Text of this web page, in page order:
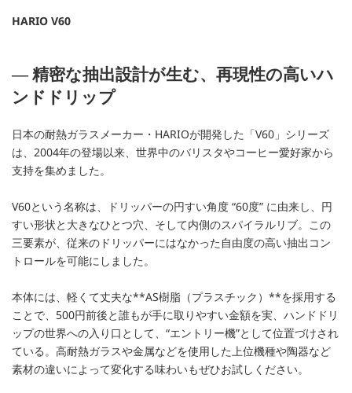
HARIO V60
― 精密な抽出設計が生む、再現性の高いハ
ンドドリップ
日本の耐熱ガラスメーカー・HARIOが開発した「V60」シリーズ
は、2004年の登場以来、世界中のバリスタやコーヒー愛好家から
支持を集めました。
V60という名称は、ドリッパーの円すい角度 “60度” に由来し、円
すい形状と大きなひとつ穴、そして内側のスパイラルリブ。この
三要素が、従来のドリッパーにはなかった自由度の高い抽出コン
トロールを可能にしました。
本体には、軽くて丈夫な**AS樹脂（プラスチック）**を採用する
ことで、500円前後と誰もが手に取りやすい金額を実、ハンドドリ
ップの世界への入り口として、“エントリー機”として位置づけされ
ている。高耐熱ガラスや金属などを使用した上位機種や陶器など
素材の違いによって変化する味わいもぜひお試しください。